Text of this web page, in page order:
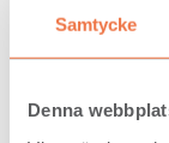
Samtycke
Denna
Hållbart
FSC®och kan
bioprodukter.